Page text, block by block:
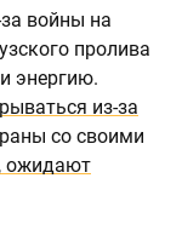
войны на
пролива
энергию.
из-за
со своими
ожидают